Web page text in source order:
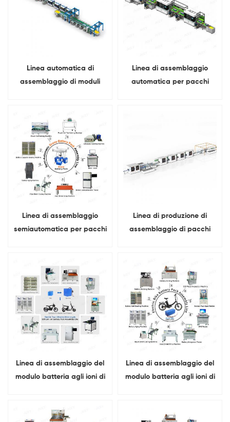
Linea automatica di
assemblaggio di moduli
Linea di assemblaggio
automatica per pacchi
Linea di assemblaggio
semiautomatica per pacchi
Linea di produzione di
assemblaggio di pacchi
completamente
automatica
Linea di assemblaggio del
modulo batteria agli ioni di
Linea di assemblaggio del
modulo batteria agli ioni di